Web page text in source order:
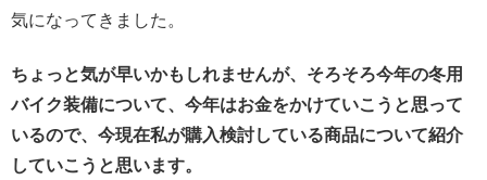
気になってきました。
ちょっと気が早いかもしれませんが、そろそろ今年の冬用
バイク装備について、今年はお金をかけていこうと思って
いるので、今現在私が購入検討している商品について紹介
していこうと思います。